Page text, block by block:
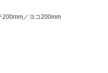
200mm／ヨコ200mm